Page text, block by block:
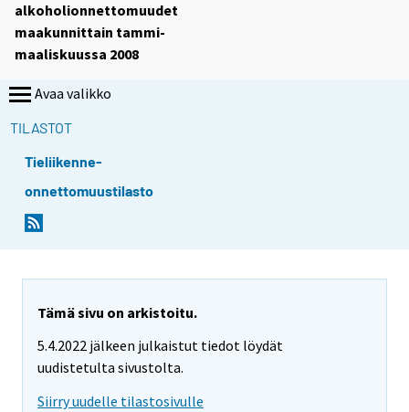
alkoholionnettomuudet
maakunnittain tammi-
maaliskuussa 2008
Avaa valikko
TILASTOT
Tieliikenne-
onnettomuustilasto
Tämä sivu on arkistoitu.
5.4.2022 jälkeen julkaistut tiedot löydät
uudistetulta sivustolta.
Siirry uudelle tilastosivulle